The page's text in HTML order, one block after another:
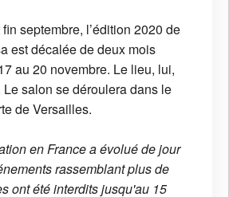
septembre, l’édition 2020 de
est décalée de deux mois
au 20 novembre. Le lieu, lui,
salon se déroulera dans le
de Versailles.
en France a évolué de jour
rassemblant plus de
ont été interdits jusqu'au 15